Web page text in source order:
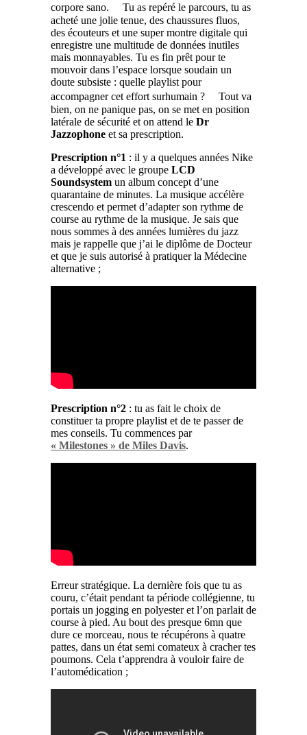
corpore sano. Tu as repéré le parcours, tu as
acheté une jolie tenue, des chaussures fluos,
des écouteurs et une super montre digitale qui
enregistre une multitude de données inutiles
mais monnayables. Tu es fin prêt pour te
mouvoir dans l’espace lorsque soudain un
doute subsiste : quelle playlist pour
accompagner cet effort surhumain ? Tout va
bien, on ne panique pas, on se met en position
latérale de sécurité et on attend le Dr
Jazzophone et sa prescription.
Prescription n°1 : il y a quelques années Nike
a développé avec le groupe LCD
Soundsystem un album concept d’une
quarantaine de minutes. La musique accélère
crescendo et permet d’adapter son rythme de
course au rythme de la musique. Je sais que
nous sommes à des années lumières du jazz
mais je rappelle que j’ai le diplôme de Docteur
et que je suis autorisé à pratiquer la Médecine
alternative ;
Prescription n°2 : tu as fait le choix de
constituer ta propre playlist et de te passer de
mes conseils. Tu commences par
« Milestones » de Miles Davis.
Erreur stratégique. La dernière fois que tu as
couru, c’était pendant ta période collégienne, tu
portais un jogging en polyester et l’on parlait de
course à pied. Au bout des presque 6mn que
dure ce morceau, nous te récupérons à quatre
pattes, dans un état semi comateux à cracher tes
poumons. Cela t’apprendra à vouloir faire de
l’automédication ;